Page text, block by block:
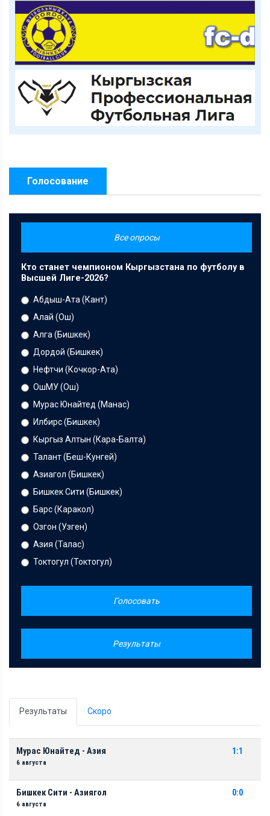
Голосование
Все опросы
Кто станет чемпионом Кыргызстана по футболу в
Высшей Лиге-2026?
Абдыш-Ата (Кант)
Алай (Ош)
Алга (Бишкек)
Дордой (Бишкек)
Нефтчи (Кочкор-Ата)
ОшМУ (Ош)
Мурас Юнайтед (Манас)
Илбирс (Бишкек)
Кыргыз Алтын (Кара-Балта)
Талант (Беш-Кунгей)
Азиагол (Бишкек)
Бишкек Сити (Бишкек)
Барс (Каракол)
Озгон (Узген)
Азия (Талас)
Токтогул (Токтогул)
Голосовать
Результаты
Результаты Скоро
Мурас Юнайтед - Азия
6 августа
1:1
Бишкек Сити - Азиягол
6 августа
0:0